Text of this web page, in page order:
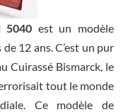
5040 est un modèle
12 ans. C’est un pur
Cuirassé Bismarck, le
tout le monde
Ce modèle de